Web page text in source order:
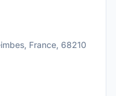
France, 68210